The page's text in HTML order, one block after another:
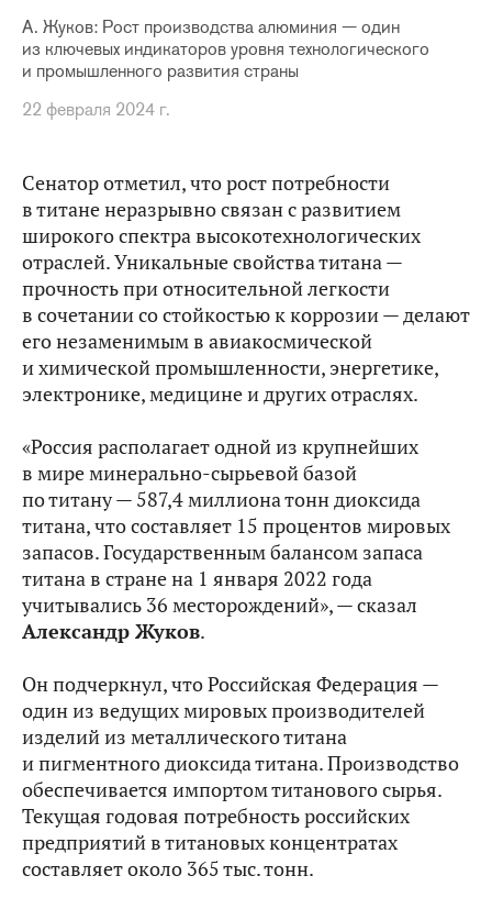
А. Жуков: Рост производства алюминия — один
из ключевых индикаторов уровня технологического
и промышленного развития страны
22 февраля 2024 г.
Сенатор отметил, что рост потребности
в титане неразрывно связан с развитием
широкого спектра высокотехнологических
отраслей. Уникальные свойства титана —
прочность при относительной легкости
в сочетании со стойкостью к коррозии — делают
его незаменимым в авиакосмической
и химической промышленности, энергетике,
электронике, медицине и других отраслях.
«Россия располагает одной из крупнейших
в мире минерально-сырьевой базой
по титану — 587,4 миллиона тонн диоксида
титана, что составляет 15 процентов мировых
запасов. Государственным балансом запаса
титана в стране на 1 января 2022 года
учитывались 36 месторождений», — сказал
Александр Жуков.
Он подчеркнул, что Российская Федерация —
один из ведущих мировых производителей
изделий из металлического титана
и пигментного диоксида титана. Производство
обеспечивается импортом титанового сырья.
Текущая годовая потребность российских
предприятий в титановых концентратах
составляет около 365 тыс. тонн.